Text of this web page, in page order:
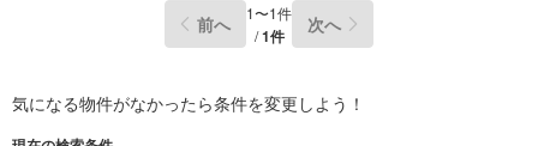
前へ 1〜1件
/1件 次へ
気になる物件がなかったら条件を変更しよう！